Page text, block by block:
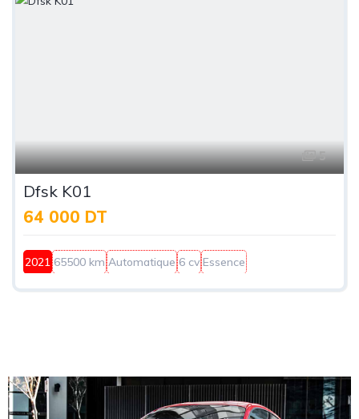
5
Dfsk K01
64 000 DT
2021 65500 km Automatique 6 cv Essence